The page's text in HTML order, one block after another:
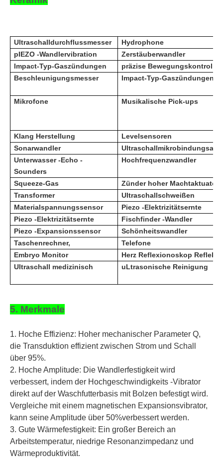
Ultraschalldurchflussmesser
Hydrophone
pIEZO -Wandlervibration
Zerstäuberwandler
Impact-Typ-Gaszündungen
präzise Bewegungskontrolle
Beschleunigungsmesser
Impact-Typ-Gaszündungen
Mikrofone Musikalische Pick-ups
Klang Herstellung
Levelsensoren
Sonarwandler
Unterwasser -Echo -
Sounders
Hochfrequenzwandler
Squeeze-Gas
Zünder hoher
Transformer
Ultraschallschweißen
Materialspannungssensor
Piezo -Elektrizitätsernte
Piezo -Elektrizitätsernte
Fischfinder -Wandler
Piezo -Expansionssensor
Schönheitswandler
Taschenrechner,
Telefone
Embryo Monitor
Herz Reflexionoskop
Ultraschall medizinisch
uLtrasonische Reinigung
5. Merkmale
1. Hoche Effizienz: Hoher mechanischer Parameter Q,
die Transduktion effizient zwischen Strom und Schall
über 95%.
2. Hoche Amplitude: Die Wandlerfestigkeit wird
verbessert, indem der Hochgeschwindigkeits -Vibrator
direkt auf der Waschfutterbasis mit Bolzen befestigt wird.
Vergleiche mit einem magnetischen Expansionsvibrator,
kann seine Amplitude über 50%verbessert werden.
3. Gute Wärmefestigkeit: Ein großer Bereich an
Arbeitstemperatur, niedrige Resonanzimpedanz und
Wärmeproduktivität.